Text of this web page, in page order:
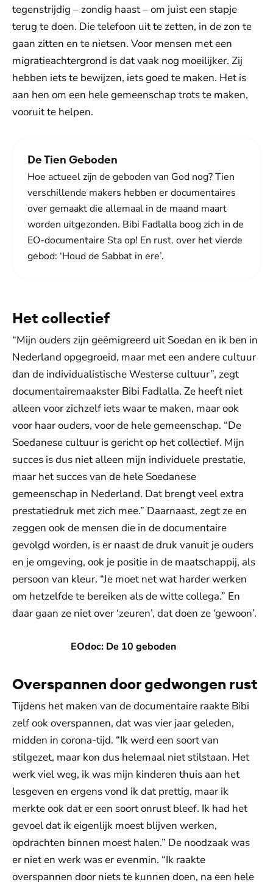
tegenstrijdig – zondig haast – om juist een stapje
terug te doen. Die telefoon uit te zetten, in de zon te
gaan zitten en te nietsen. Voor mensen met een
migratieachtergrond is dat vaak nog moeilijker. Zij
hebben iets te bewijzen, iets goed te maken. Het is
aan hen om een hele gemeenschap trots te maken,
vooruit te helpen.
De Tien Geboden
Hoe actueel zijn de geboden van God nog? Tien
verschillende makers hebben er documentaires
over gemaakt die allemaal in de maand maart
worden uitgezonden. Bibi Fadlalla boog zich in de
EO-documentaire Sta op! En rust. over het vierde
gebod: ‘Houd de Sabbat in ere’.
Het collectief
“Mijn ouders zijn geëmigreerd uit Soedan en ik ben in
Nederland opgegroeid, maar met een andere cultuur
dan de individualistische Westerse cultuur”, zegt
documentairemaakster Bibi Fadlalla. Ze heeft niet
alleen voor zichzelf iets waar te maken, maar ook
voor haar ouders, voor de hele gemeenschap. “De
Soedanese cultuur is gericht op het collectief. Mijn
succes is dus niet alleen mijn individuele prestatie,
maar het succes van de hele Soedanese
gemeenschap in Nederland. Dat brengt veel extra
prestatiedruk met zich mee.” Daarnaast, zegt ze en
zeggen ook de mensen die in de documentaire
gevolgd worden, is er naast de druk vanuit je ouders
en je omgeving, ook je positie in de maatschappij, als
persoon van kleur. “Je moet net wat harder werken
om hetzelfde te bereiken als de witte collega.” En
daar gaan ze niet over ‘zeuren’, dat doen ze ‘gewoon’.
EOdoc: De 10 geboden
EOdoc: De 10 geboden
Overspannen door gedwongen rust
Tijdens het maken van de documentaire raakte Bibi
zelf ook overspannen, dat was vier jaar geleden,
midden in corona-tijd. “Ik werd een soort van
stilgezet, maar kon dus helemaal niet stilstaan. Het
werk viel weg, ik was mijn kinderen thuis aan het
lesgeven en ergens vond ik dat prettig, maar ik
merkte ook dat er een soort onrust bleef. Ik had het
gevoel dat ik eigenlijk moest blijven werken,
opdrachten binnen moest halen.” De noodzaak was
er niet en werk was er evenmin. “Ik raakte
overspannen door niets te kunnen doen, na een hele